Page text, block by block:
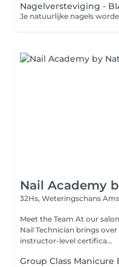
Nagelversteviging -
Nail Academy
32Hs, Weteringschans
Meet the Team At our
Nail Technician brings
instructor-level certifica...
Group Class Manicure